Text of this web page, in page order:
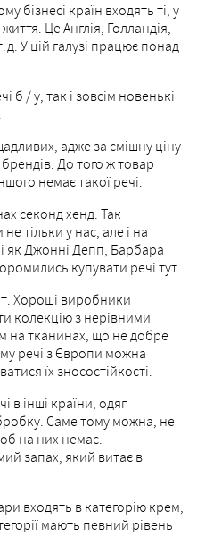
бізнесі країн входять ті, у
Це Англія, Голландія,
У цій галузі працює понад
б / у, так і зовсім новенькі
адже за смішну ціну
До того ж товар
немає такої речі.
секонд хенд. Так
тільки у нас, але і на
як Джонні Депп, Барбара
купувати речі тут.
Хороші виробники
колекцію з нерівними
на тканинах, що не добре
речі з Європи можна
їх зносостійкості.
в інші країни, одяг
Саме тому можна, не
на них немає.
запах, який витає в
входять в категорію крем,
мають певний рівень